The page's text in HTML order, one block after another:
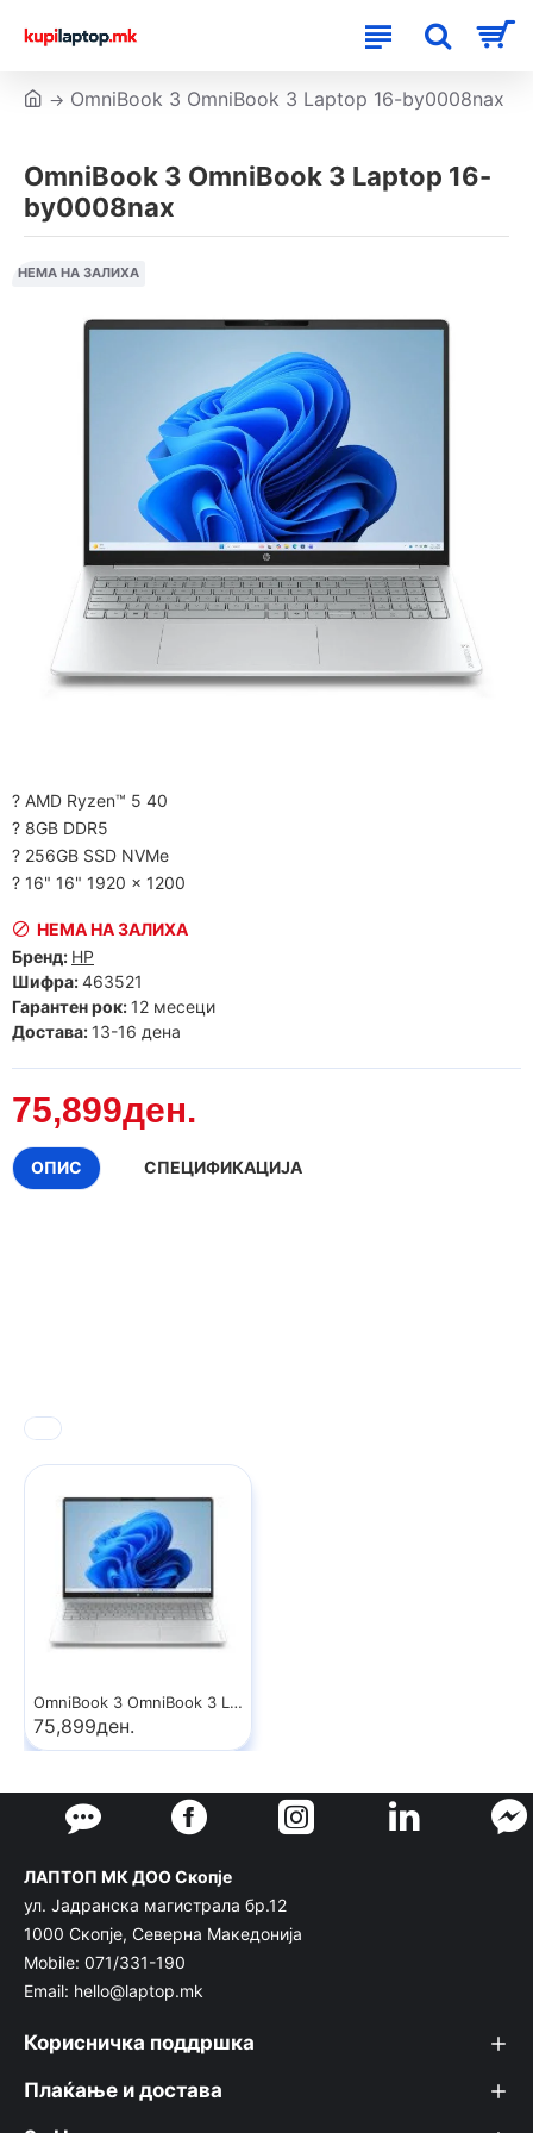
OmniBook 3 OmniBook 3 Laptop 16-by0008nax
OmniBook 3 OmniBook 3 Laptop 16-
by0008nax
НЕМА НА ЗАЛИХА
? AMD Ryzen™ 5 40
? 8GB DDR5
? 256GB SSD NVMe
? 16" 16" 1920 x 1200
75,899ден.
НЕМА НА ЗАЛИХА
Бренд: HP
Шифра:463521
Гарантен рок: 12 месеци
Достава: 13-16 дена
ОПИС СПЕЦИФИКАЦИЈА
OmniBook 3 OmniBook 3 Laptop 16-by0008nax
75,899ден.
ЛАПТОП МК ДОО Скопје
ул. Јадранска магистрала бр.12
1000 Скопје, Северна Македонија
Mobile: 071/331-190
Email: hello@laptop.mk
Корисничка поддршка
Плаќање и достава